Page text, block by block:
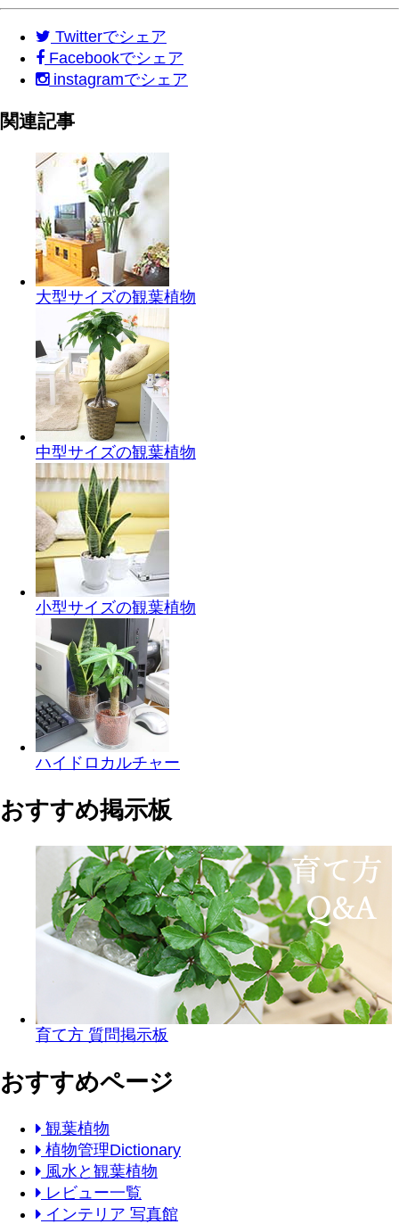
Twitterでシェア
Facebookでシェア
instagramでシェア
関連記事
大型サイズの観葉植物
中型サイズの観葉植物
小型サイズの観葉植物
ハイドロカルチャー
おすすめ掲示板
育て方 質問掲示板
おすすめページ
観葉植物
植物管理Dictionary
風水と観葉植物
レビュー一覧
インテリア 写真館